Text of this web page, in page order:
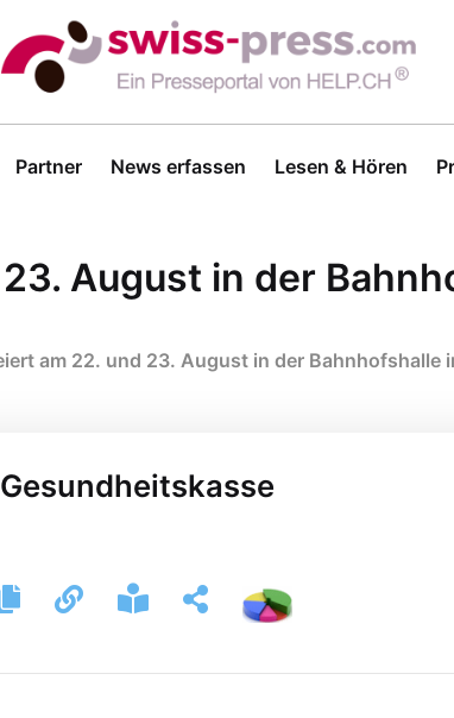
Partner News erfassen Lesen & Hören
August in der
am 22. und 23. August in der Bahnhofshalle